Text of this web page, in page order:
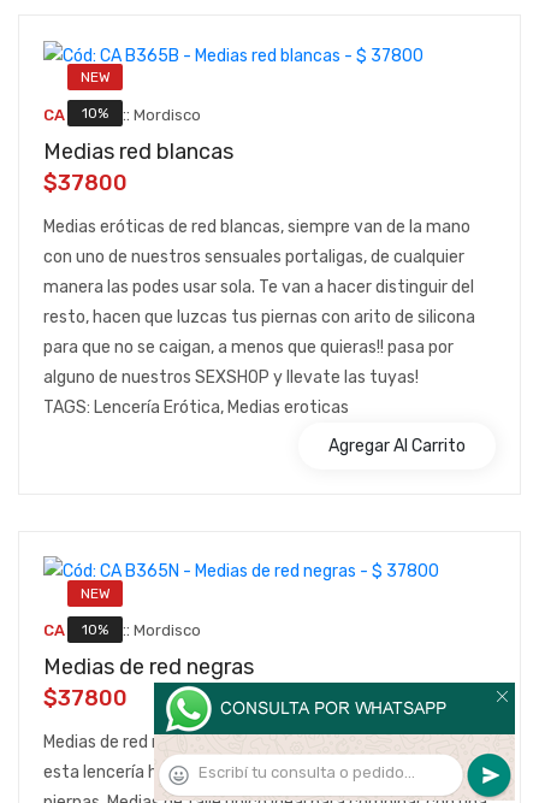
NEW
10%
CA B365B :: Mordisco
Medias red blancas
$37800
Medias eróticas de red blancas, siempre van de la mano
con uno de nuestros sensuales portaligas, de cualquier
manera las podes usar sola. Te van a hacer distinguir del
resto, hacen que luzcas tus piernas con arito de silicona
para que no se caigan, a menos que quieras!! pasa por
alguno de nuestros SEXSHOP y llevate las tuyas!
TAGS: Lencería Erótica, Medias eroticas
Agregar Al Carrito
NEW
10%
CA B365N :: Mordisco
Medias de red negras
$37800
Medias de red negras, siéntete sexy y provocativa con
esta lencería hecha en red negra que se ajusta a tus